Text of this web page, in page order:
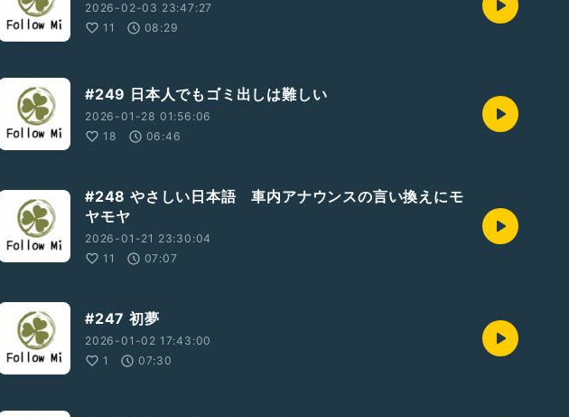
2026-02-03 23:47:27
11
08:29
#249 日本人でもゴミ出しは難しい
2026-01-28 01:56:06
18
06:46
#248 やさしい日本語 車内アナウンスの言い換えにモ
ヤモヤ
2026-01-21 23:30:04
11
07:07
#247 初夢
2026-01-02 17:43:00
1
07:30